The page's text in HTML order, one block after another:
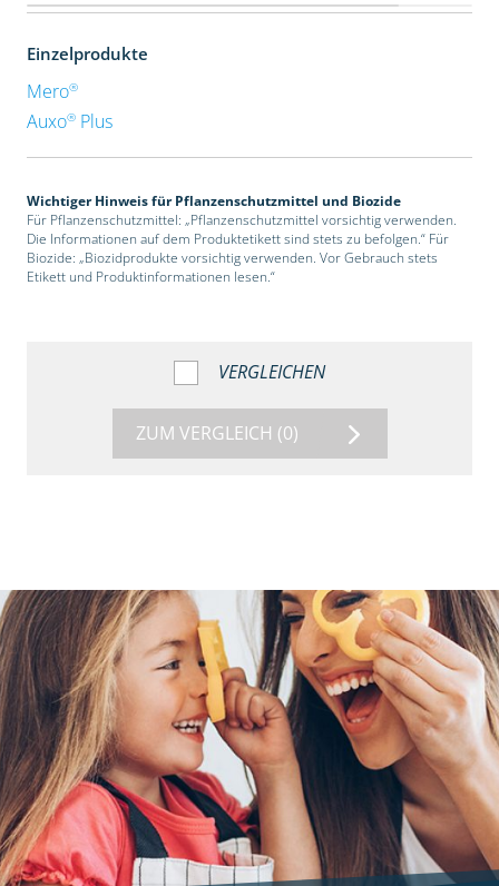
Einzelprodukte
Mero®
Auxo®Plus
Wichtiger Hinweis für Pflanzenschutzmittel und Biozide
Für Pflanzenschutzmittel: „Pflanzenschutzmittel vorsichtig verwenden.
Die Informationen auf dem Produktetikett sind stets zu befolgen.“ Für
Biozide: „Biozidprodukte vorsichtig verwenden. Vor Gebrauch stets
Etikett und Produktinformationen lesen.“
VERGLEICHEN
ZUM VERGLEICH (0)